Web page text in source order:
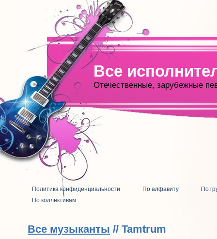
Все
Отечественные, зарубежные
Политика конфиденциальности По алфавиту
По
По коллективам
Все музыканты // Tamtrum